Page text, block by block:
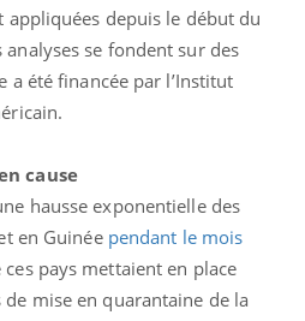
appliquées depuis le début du
se fondent sur des
a été financée par l’Institut
cause
hausse exponentielle des
en Guinée pendant le mois
pays mettaient en place
mise en quarantaine de la